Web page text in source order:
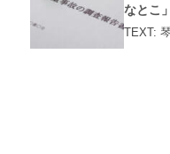
なとこ」
TEXT: